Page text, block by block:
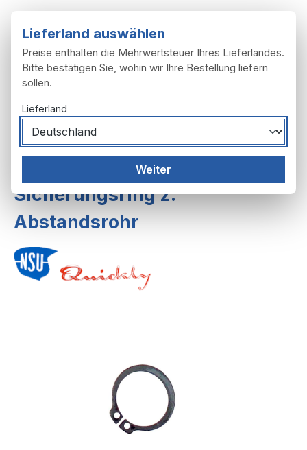
Sicherungsring z.
Abstandsrohr
Lieferland auswählen
Preise enthalten die Mehrwertsteuer Ihres Lieferlandes.
Bitte bestätigen Sie, wohin wir Ihre Bestellung liefern
sollen.
Lieferland
Weiter